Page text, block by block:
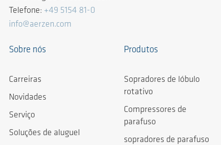
Telefone: +49 5154 81-0
info@aerzen.com
Sobre nós
Carreiras
Novidades
Serviço
Soluções de aluguel
Produtos
Sopradores de lóbulo
rotativo
Compressores de
parafuso
sopradores de parafuso